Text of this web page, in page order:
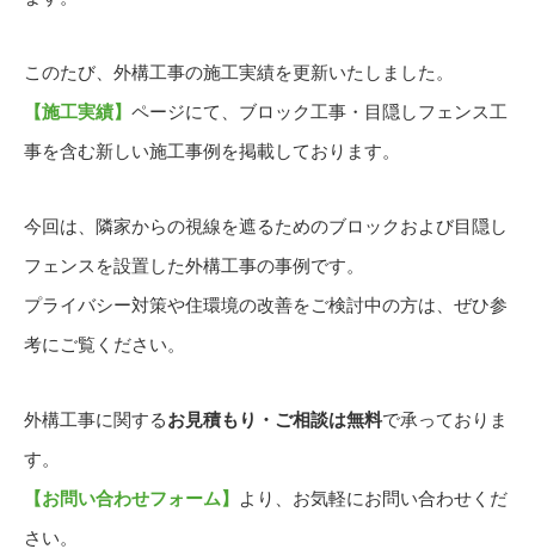
このたび、外構工事の施工実績を更新いたしました。
【施工実績】 ページにて、ブロック工事・目隠しフェンス工
事を含む新しい施工事例を掲載しております。
今回は、隣家からの視線を遮るためのブロックおよび目隠し
フェンスを設置した外構工事の事例です。
プライバシー対策や住環境の改善をご検討中の方は、ぜひ参
考にご覧ください。
外構工事に関するお見積もり・ご相談は無料で承っておりま
す。
【お問い合わせフォーム】
より、お気軽にお問い合わせくだ
さい。